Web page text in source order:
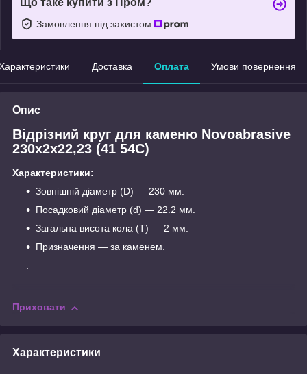
Замовлення під захистом
Доставка Оплата Умови повернення
Опис
Відрізний круг для каменю Novoabrasive
230x2x22,23 (41 54С)
Характеристики:
Зовнішній діаметр (D) — 230 мм.
Посадковий діаметр (d) — 22.2 мм.
Загальна висота кола (T) — 2 мм.
Призначення — за каменем.
.
Приховати
Характеристики